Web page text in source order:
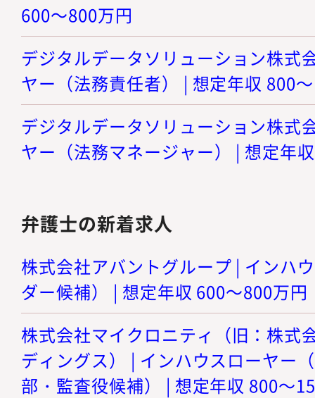
600～800万円
デジタルデータソリューション株式
ヤー（法務責任者） | 想定年収 800
デジタルデータソリューション株式
ヤー（法務マネージャー） | 想定年
弁護士の新着求人
株式会社アバントグループ | インハ
ダー候補） | 想定年収 600～800万円
株式会社マイクロニティ（旧：株式
ディングス） | インハウスローヤー
部・監査役候補） | 想定年収 800～